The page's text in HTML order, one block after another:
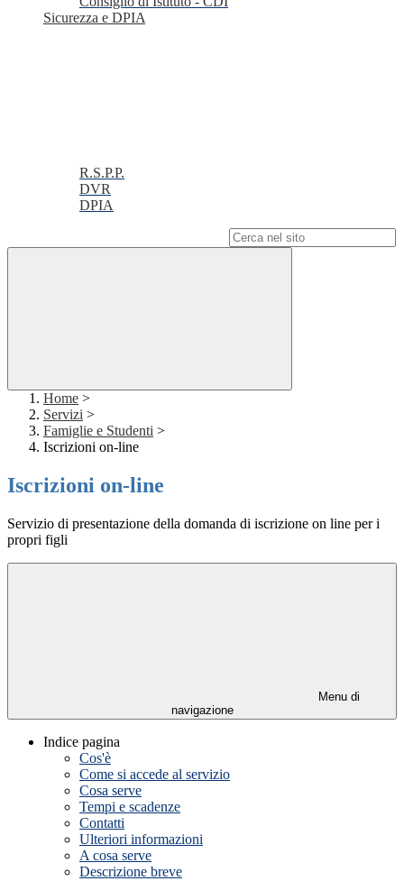
Sicurezza e DPIA
R.S.P.P.
DVR
DPIA
Home >
Servizi >
Famiglie e Studenti >
Iscrizioni on-line
Iscrizioni on-line
Servizio di presentazione della domanda di iscrizione on line per i
propri figli
Menu di
navigazione
Indice pagina
Cos'è
Come si accede al servizio
Cosa serve
Tempi e scadenze
Contatti
Ulteriori informazioni
A cosa serve
Descrizione breve